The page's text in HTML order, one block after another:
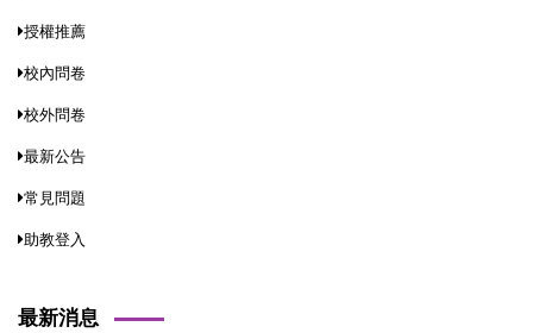
授權推薦
校內問卷
校外問卷
最新公告
常見問題
助教登入
最新消息